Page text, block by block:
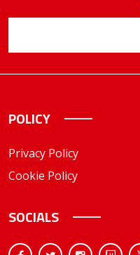
POLICY
Privacy Policy
Cookie Policy
SOCIALS